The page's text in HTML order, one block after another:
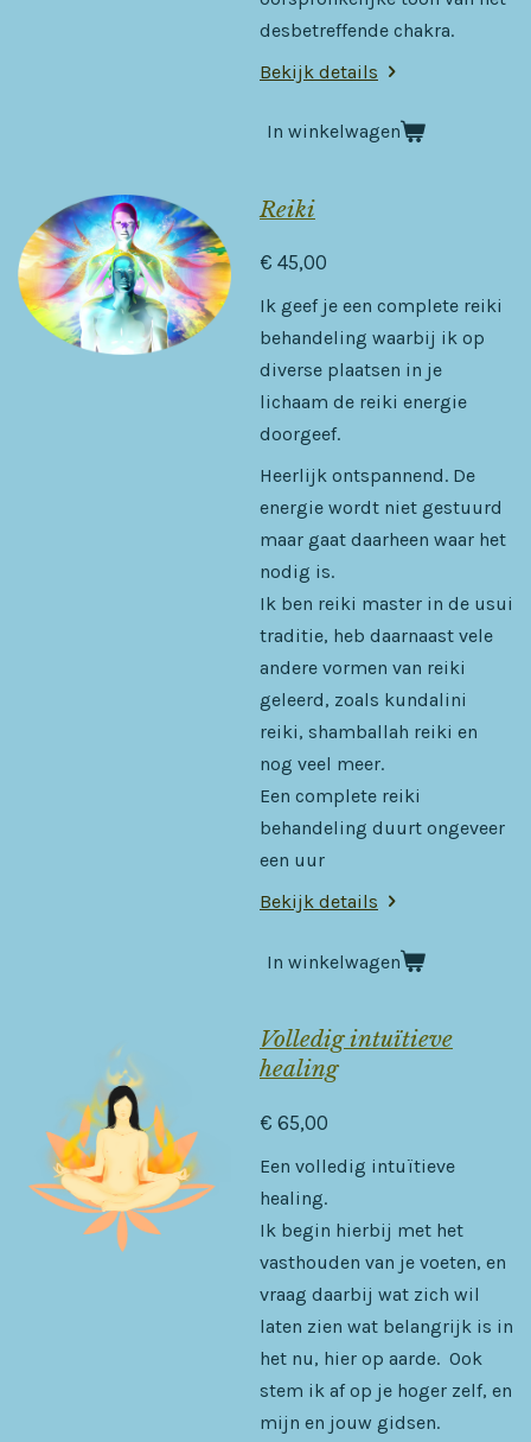
desbetreffende chakra.
Bekijk details
In winkelwagen
Reiki
€ 45,00
Ik geef je een complete reiki
behandeling waarbij ik op
diverse plaatsen in je
lichaam de reiki energie
doorgeef.
Heerlijk ontspannend. De
energie wordt niet gestuurd
maar gaat daarheen waar het
nodig is.
Ik ben reiki master in de usui
traditie, heb daarnaast vele
andere vormen van reiki
geleerd, zoals kundalini
reiki, shamballah reiki en
nog veel meer.
Een complete reiki
behandeling duurt ongeveer
een uur
Bekijk details
In winkelwagen
Volledig intuïtieve
healing
€ 65,00
Een volledig intuïtieve
healing.
Ik begin hierbij met het
vasthouden van je voeten, en
vraag daarbij wat zich wil
laten zien wat belangrijk is in
het nu, hier op aarde. Ook
stem ik af op je hoger zelf, en
mijn en jouw gidsen.